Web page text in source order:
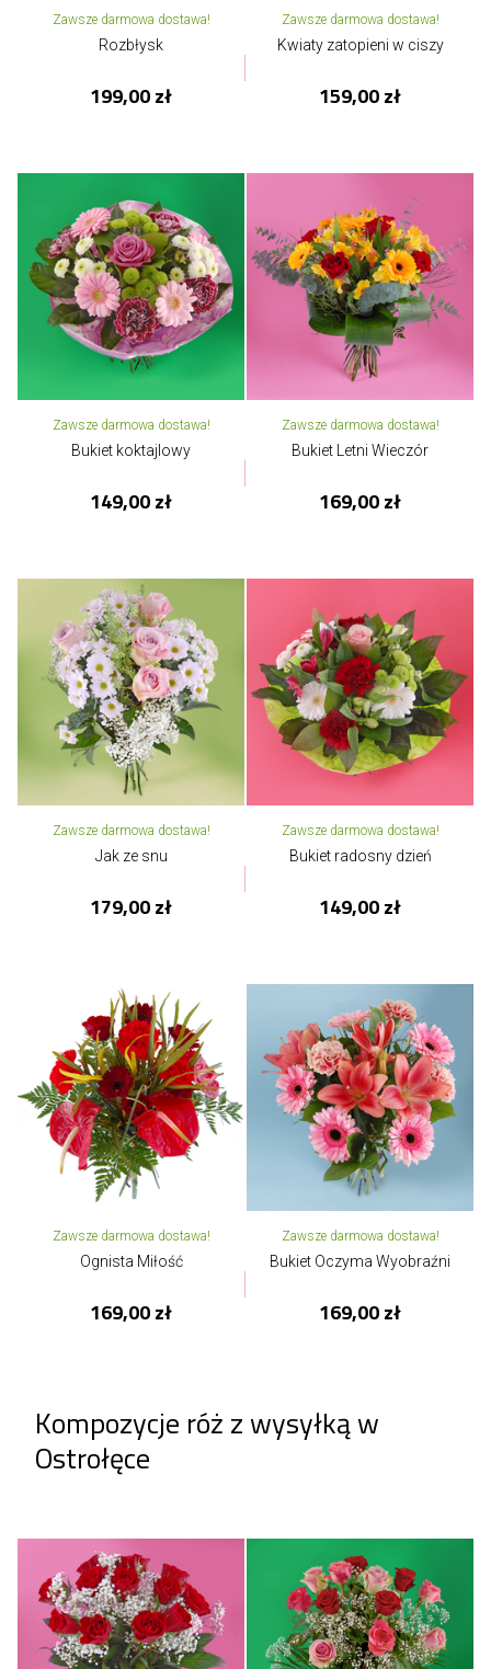
Zawsze darmowa dostawa!
Rozbłysk
199,00 zł
Zawsze darmowa dostawa!
Kwiaty zatopieni w ciszy
159,00 zł
Zawsze darmowa dostawa!
Bukiet koktajlowy
149,00 zł
Zawsze darmowa dostawa!
Bukiet Letni Wieczór
169,00 zł
Zawsze darmowa dostawa!
Jak ze snu
179,00 zł
Zawsze darmowa dostawa!
Bukiet radosny dzień
149,00 zł
Zawsze darmowa dostawa!
Ognista Miłość
169,00 zł
Zawsze darmowa dostawa!
Bukiet Oczyma Wyobraźni
169,00 zł
Kompozycje róż z wysyłką w
Ostrołęce